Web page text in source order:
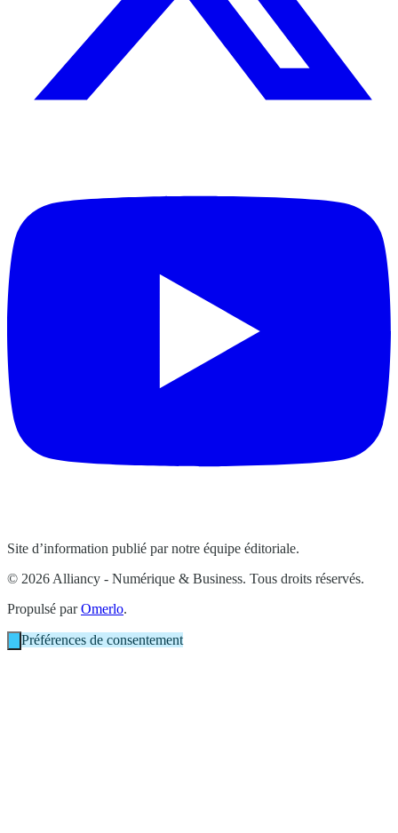
Site d’information publié par notre équipe éditoriale.
© 2026 Alliancy - Numérique & Business. Tous droits réservés.
Propulsé parOmerlo.
Préférences de consentement